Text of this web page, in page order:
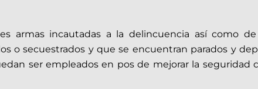
armas incautadas a la delincuencia así como
o secuestrados y que se encuentran parados y
ser empleados en pos de mejorar la seguridad